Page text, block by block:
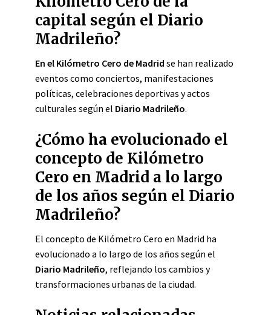
capital según el Diario
Madrileño?
En el Kilómetro Cero de Madrid se han realizado
eventos como conciertos, manifestaciones
políticas, celebraciones deportivas y actos
culturales según el Diario Madrileño.
¿Cómo ha evolucionado el
concepto de Kilómetro
Cero en Madrid a lo largo
de los años según el Diario
Madrileño?
El concepto de Kilómetro Cero en Madrid ha
evolucionado a lo largo de los años según el
Diario Madrileño, reflejando los cambios y
transformaciones urbanas de la ciudad.